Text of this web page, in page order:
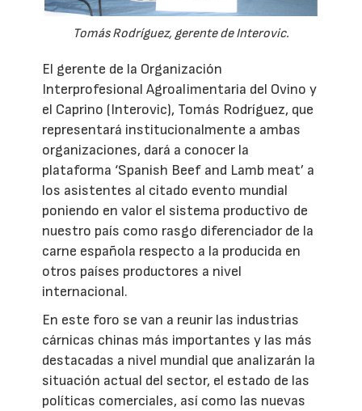
Tomás Rodríguez, gerente de Interovic.
El gerente de la Organización
Interprofesional Agroalimentaria del Ovino y
el Caprino (Interovic), Tomás Rodríguez, que
representará institucionalmente a ambas
organizaciones, dará a conocer la
plataforma ‘Spanish Beef and Lamb meat’ a
los asistentes al citado evento mundial
poniendo en valor el sistema productivo de
nuestro país como rasgo diferenciador de la
carne española respecto a la producida en
otros países productores a nivel
internacional.
En este foro se van a reunir las industrias
cárnicas chinas más importantes y las más
destacadas a nivel mundial que analizarán la
situación actual del sector, el estado de las
políticas comerciales, así como las nuevas